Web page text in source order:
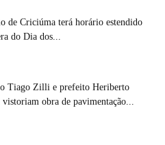
de Criciúma terá horário estendido
do Dia dos...
Tiago Zilli e prefeito Heriberto
obra de pavimentação...